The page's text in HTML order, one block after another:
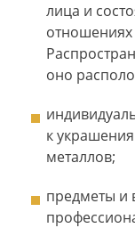
лица и
отношениях
оно
к
металлов;
предметы и